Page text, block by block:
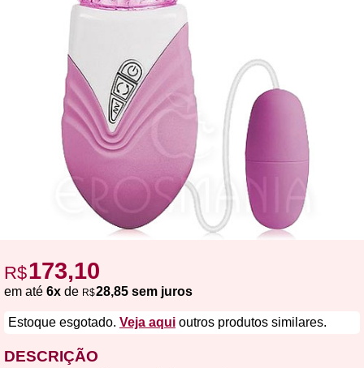
R$173,10
em até 6x de R$28,85 sem juros
Estoque esgotado. Veja aqui outros produtos similares.
DESCRIÇÃO